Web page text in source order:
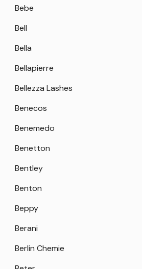
Bebe
Bell
Bella
Bellapierre
Bellezza Lashes
Benecos
Benemedo
Benetton
Bentley
Benton
Beppy
Berani
Berlin Chemie